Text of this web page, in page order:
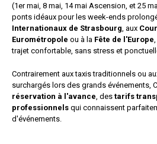
(1er mai, 8 mai, 14 mai Ascension, et 25
ponts idéaux pour les week-ends
Internationaux de Strasbourg , aux
Eurométropole ou à la Fête de l'Europe
trajet confortable, sans stress et
Contrairement aux taxis traditionnels ou
surchargés lors des grands événements,
réservation à l'avance , des tarifs
professionnels qui connaissent
d'événements.